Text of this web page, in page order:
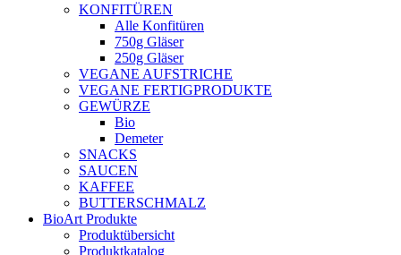
KONFITÜREN
Alle Konfitüren
750g Gläser
250g Gläser
VEGANE AUFSTRICHE
VEGANE FERTIGPRODUKTE
GEWÜRZE
Bio
Demeter
SNACKS
SAUCEN
KAFFEE
BUTTERSCHMALZ
BioArt Produkte
Produktübersicht
Produktkatalog